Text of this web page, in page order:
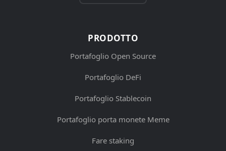
PRODOTTO
Portafoglio Open Source
Portafoglio DeFi
Portafoglio Stablecoin
Portafoglio porta monete Meme
Fare staking